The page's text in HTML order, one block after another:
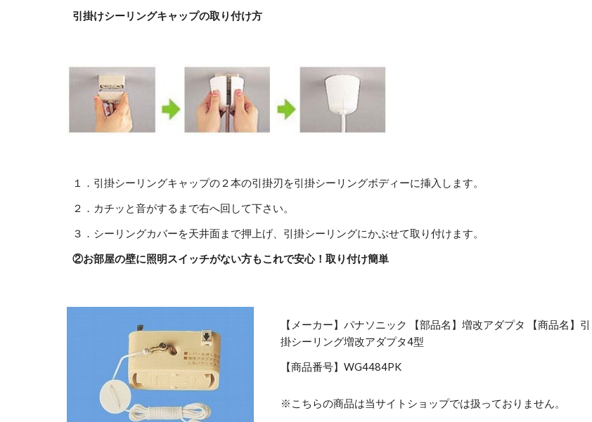
引掛けシーリングキャップの取り付け方
１．引掛シーリングキャップの２本の引掛刃を引掛シーリングボディーに挿入します。
２．カチッと音がするまで右へ回して下さい。
３．シーリングカバーを天井面まで押上げ、引掛シーリングにかぶせて取り付けます。
②お部屋の壁に照明スイッチがない方もこれで安心！取り付け簡単
【メーカー】パナソニック 【部品名】増改アダプタ 【商品名】引
掛シーリング増改アダプタ4型
【商品番号】WG4484PK
※こちらの商品は当サイトショップでは扱っておりません。